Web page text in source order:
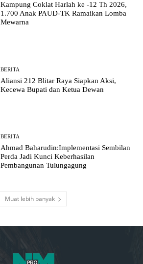
Kampung Coklat Harlah ke -12 Th 2026,
1.700 Anak PAUD-TK Ramaikan Lomba
Mewarna
BERITA
Aliansi 212 Blitar Raya Siapkan Aksi,
Kecewa Bupati dan Ketua Dewan
BERITA
Ahmad Baharudin:Implementasi Sembilan
Perda Jadi Kunci Keberhasilan
Pembangunan Tulungagung
Muat lebih banyak